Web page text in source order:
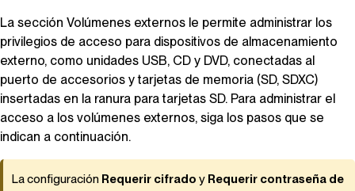
La sección Volúmenes externos le permite administrar los
privilegios de acceso para dispositivos de almacenamiento
externo, como unidades USB, CD y DVD, conectadas al
puerto de accesorios y tarjetas de memoria (SD, SDXC)
insertadas en la ranura para tarjetas SD. Para administrar el
acceso a los volúmenes externos, siga los pasos que se
indican a continuación.
La configuración Requerir cifrado y Requerir contraseña de